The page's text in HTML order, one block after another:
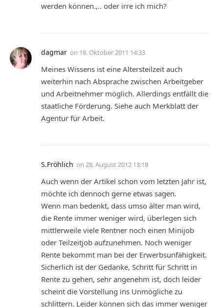
werden können.,.. oder irre ich mich?
dagmar on 19. Oktober 2011 14:33
Meines Wissens ist eine Altersteilzeit auch
weiterhin nach Absprache zwischen Arbeitgeber
und Arbeitnehmer möglich. Allerdings entfällt die
staatliche Förderung. Siehe auch Merkblatt der
Agentur für Arbeit.
S.Fröhlich on 28. August 2012 13:18
Auch wenn der Artikel schon vom letzten Jahr ist,
möchte ich dennoch gerne etwas sagen.
Wenn man bedenkt, dass umso älter man wird,
die Rente immer weniger wird, überlegen sich
mittlerweile viele Rentner noch einen Minijob
oder Teilzeitjob aufzunehmen. Noch weniger
Rente bekommt man bei der Erwerbsunfähigkeit.
Sicherlich ist der Gedanke, Schritt für Schritt in
Rente zu gehen, sehr angenehm ist, doch leider
scheint die Vorstellung ins Unmögliche zu
schlittern. Leider können sich das immer weniger